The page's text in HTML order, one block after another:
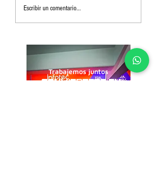
Escribir un comentario...
CONVIERTETE EN
Trabajemos juntos